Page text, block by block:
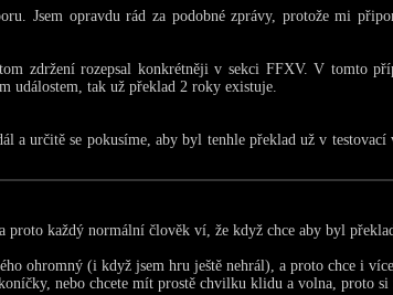
Jsem opravdu rád za podobné zprávy, protože mi
zdržení rozepsal konkrétněji v sekci FFXV. V tomto
událostem, tak už překlad 2 roky existuje.
a určitě se pokusíme, aby byl tenhle překlad už v
proto každý normální člověk ví, že když chce aby byl
ohromný (i když jsem hru ještě nehrál), a proto chce i
nebo chcete mít prostě chvilku klidu a volna, proto